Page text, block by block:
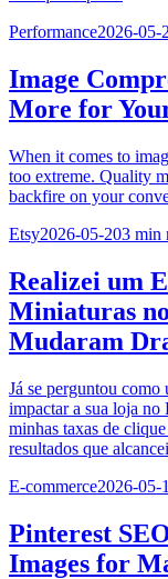
Performance2026-05-
Image
More for
When it comes to
too extreme. Quality
backfire on your
Etsy2026-05-203 min
Realizei um
Miniaturas
Mudaram
Já se perguntou como
impactar a sua loja no
minhas taxas de
resultados que
E-commerce2026-05-
Pinterest
Images for